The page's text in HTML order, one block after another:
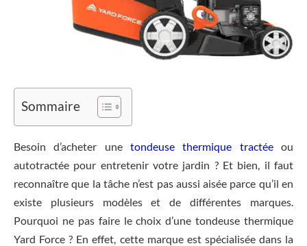
Sommaire
Besoin d’acheter une tondeuse thermique tractéeou
autotractée pour entretenir votre jardin ? Et bien, il faut
reconnaître que la tâche n’est pas aussi aisée parce qu’il en
existe plusieurs modèles et de différentes marques.
Pourquoi ne pas faire le choix d’une tondeuse thermique
Yard Force ? En effet, cette marque est spécialisée dans la